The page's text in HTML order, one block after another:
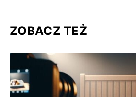
ZOBACZ TEŻ